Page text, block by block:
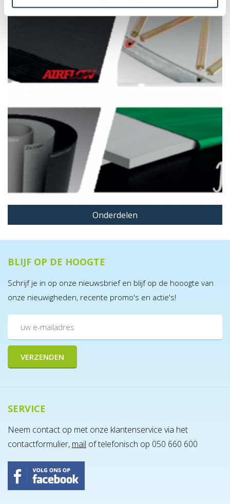
Onderdelen
BLIJF OP DE HOOGTE
Schrijf je in op onze nieuwsbrief en blijf op de hooogte van
onze nieuwigheden, recente promo's en actie's!
SERVICE
Neem contact op met onze klantenservice via het
contactformulier, mail of telefonisch op 050 660 600